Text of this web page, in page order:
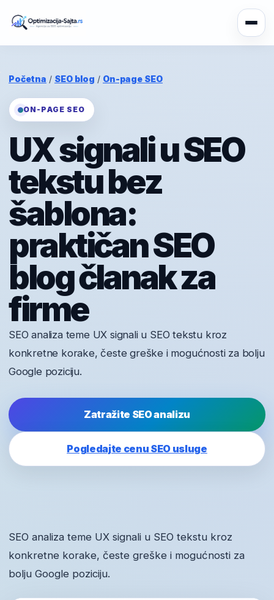
Početna / SEO blog / On-page SEO
ON-PAGE SEO
UX signali u SEO
tekstu bez
šablona:
praktičan SEO
blog članak za
firme
SEO analiza teme UX signali u SEO tekstu kroz
konkretne korake, česte greške i mogućnosti za bolju
Google poziciju.
Zatražite SEO analizu
Pogledajte cenu SEO usluge
SEO analiza teme UX signali u SEO tekstu kroz
konkretne korake, česte greške i mogućnosti za
bolju Google poziciju.